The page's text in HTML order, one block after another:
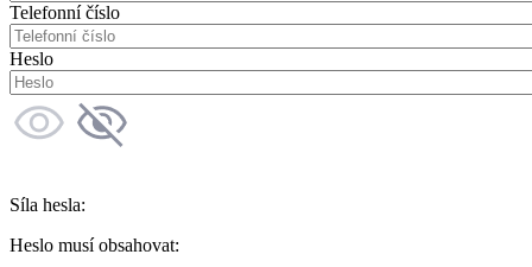
Telefonní číslo
Heslo
Síla hesla:
Heslo musí obsahovat: